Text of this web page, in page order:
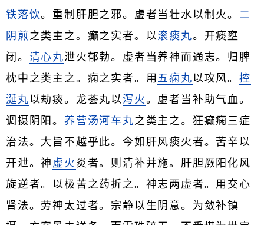
铁落饮。重制肝胆之邪。虚者当壮水以制火。 二
阴煎 之类主之。癫之实者。以滚痰丸。开痰壅
闭。 清心丸泄火郁勃。虚者当养神而通志。归脾
枕中之类主之。痫之实者。用 五痫丸 以攻风。控
涎丸 以劫痰。龙荟丸以泻火。虚者当补助气血。
调摄阴阳。 养营汤河车丸之类主之。狂癫痫三症
治法。大旨不越乎此。今如肝风痰火者。苦辛以
开泄。神 虚火 炎者。则清补并施。肝胆厥阳化风
旋逆者。以极苦之药折之。神志两虚者。用交心
肾法。劳神太过者。宗静以生阴意。为敛补镇